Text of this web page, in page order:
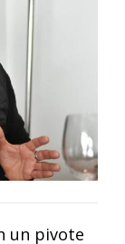
un pivote